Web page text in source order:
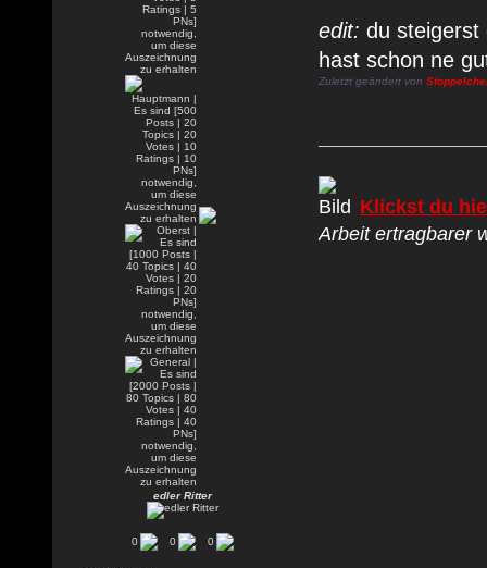
edler Ritter
0 0 0
edit: du steigerst
hast schon ne
Zuletzt geändert von
Klickst du
Arbeit ertragbarer